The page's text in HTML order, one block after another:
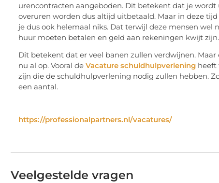
urencontracten aangeboden. Dit betekent dat je
overuren worden dus altijd uitbetaald. Maar in deze
je dus ook helemaal niks. Dat terwijl deze mensen
huur moeten betalen en geld aan rekeningen kwijt
Dit betekent dat er veel banen zullen verdwijnen.
nu al op. Vooral de Vacature schuldhulpverlening heeft
zijn die de schuldhulpverlening nodig zullen hebben.
een aantal.
https://professionalpartners.nl/vacatures/
Veelgestelde vragen